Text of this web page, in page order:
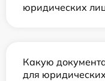
юридических
Какую
для